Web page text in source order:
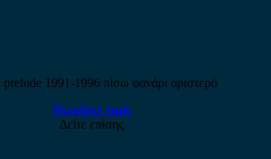
prelude 1991-1996 πίσω φανάρι αριστερό
Ρωτήστε τιμή
Δείτε επίσης